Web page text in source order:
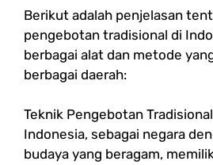
Berikut adalah penjelasan
pengebotan tradisional di
berbagai alat dan metode
berbagai daerah:
Teknik Pengebotan
Indonesia, sebagai negara
budaya yang beragam,